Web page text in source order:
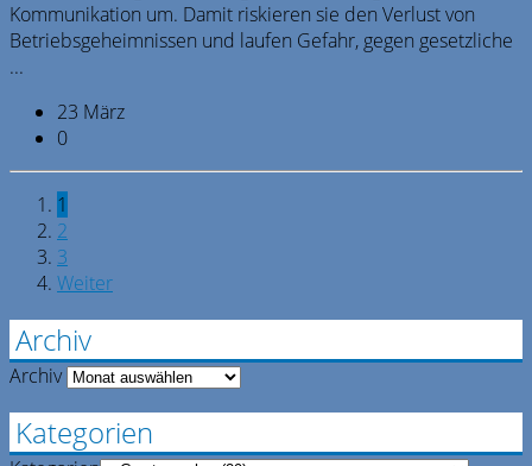
Kommunikation um. Damit riskieren sie den Verlust von
Betriebsgeheimnissen und laufen Gefahr, gegen gesetzliche
...
23 März
0
1
2
3
Weiter
Archiv
Archiv
Kategorien